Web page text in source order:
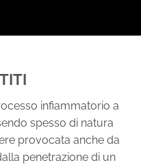
infiammatorio a
spesso di natura
provocata anche da
penetrazione di un